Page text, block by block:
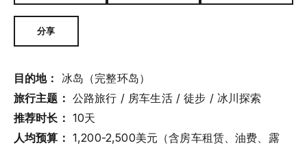
分享
目的地：
冰岛（完整环岛）
旅行主题： 公路旅行 / 房车生活 / 徒步 / 冰川探索
推荐时长： 10天
人均预算： 1,200-2,500美元（含房车租赁、油费、露